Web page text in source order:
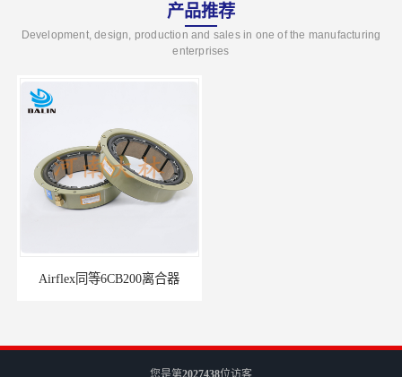
产品推荐
Development, design, production and sales in one of the manufacturing
enterprises
Airflex同等6CB200离合器
您是第2027438位访客